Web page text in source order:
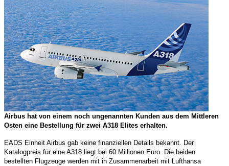
Airbus hat von einem noch ungenannten Kunden aus dem Mittleren
Osten eine Bestellung für zwei A318 Elites erhalten.
EADS Einheit Airbus gab keine finanziellen Details bekannt. Der
Katalogpreis für eine A318 liegt bei 60 Millionen Euro. Die beiden
bestellten Flugzeuge werden mit in Zusammenarbeit mit Lufthansa